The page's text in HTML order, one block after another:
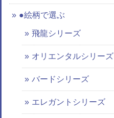
●絵柄で選ぶ
飛龍シリーズ
オリエンタルシリーズ
バードシリーズ
エレガントシリーズ